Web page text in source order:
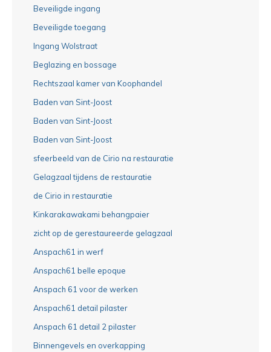
Beveiligde ingang
Beveiligde toegang
Ingang Wolstraat
Beglazing en bossage
Rechtszaal kamer van Koophandel
Baden van Sint-Joost
Baden van Sint-Joost
Baden van Sint-Joost
sfeerbeeld van de Cirio na restauratie
Gelagzaal tijdens de restauratie
de Cirio in restauratie
Kinkarakawakami behangpaier
zicht op de gerestaureerde gelagzaal
Anspach61 in werf
Anspach61 belle epoque
Anspach 61 voor de werken
Anspach61 detail pilaster
Anspach 61 detail 2 pilaster
Binnengevels en overkapping